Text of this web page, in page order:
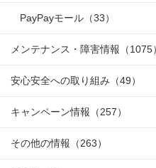
PayPayモール （33）
メンテナンス・障害情報 （1075）
安心安全への取り組み （49）
キャンペーン情報 （257）
その他の情報 （263）